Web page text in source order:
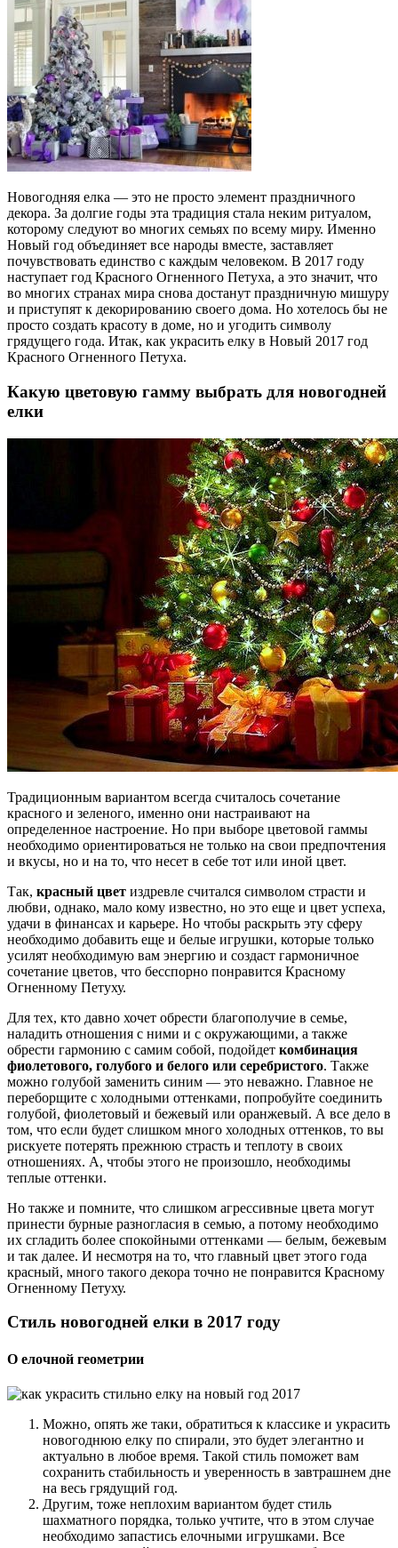
Новогодняя елка — это не просто элемент праздничного
декора. За долгие годы эта традиция стала неким ритуалом,
которому следуют во многих семьях по всему миру. Именно
Новый год объединяет все народы вместе, заставляет
почувствовать единство с каждым человеком. В 2017 году
наступает год Красного Огненного Петуха, а это значит, что
во многих странах мира снова достанут праздничную мишуру
и приступят к декорированию своего дома. Но хотелось бы не
просто создать красоту в доме, но и угодить символу
грядущего года. Итак, как украсить елку в Новый 2017 год
Красного Огненного Петуха.
Какую цветовую гамму выбрать для новогодней
елки
Традиционным вариантом всегда считалось сочетание
красного и зеленого, именно они настраивают на
определенное настроение. Но при выборе цветовой гаммы
необходимо ориентироваться не только на свои предпочтения
и вкусы, но и на то, что несет в себе тот или иной цвет.
Так, красный цвет издревле считался символом страсти и
любви, однако, мало кому известно, но это еще и цвет успеха,
удачи в финансах и карьере. Но чтобы раскрыть эту сферу
необходимо добавить еще и белые игрушки, которые только
усилят необходимую вам энергию и создаст гармоничное
сочетание цветов, что бесспорно понравится Красному
Огненному Петуху.
Для тех, кто давно хочет обрести благополучие в семье,
наладить отношения с ними и с окружающими, а также
обрести гармонию с самим собой, подойдет комбинация
фиолетового, голубого и белого или серебристого. Также
можно голубой заменить синим — это неважно. Главное не
переборщите с холодными оттенками, попробуйте соединить
голубой, фиолетовый и бежевый или оранжевый. А все дело в
том, что если будет слишком много холодных оттенков, то вы
рискуете потерять прежнюю страсть и теплоту в своих
отношениях. А, чтобы этого не произошло, необходимы
теплые оттенки.
Но также и помните, что слишком агрессивные цвета могут
принести бурные разногласия в семью, а потому необходимо
их сгладить более спокойными оттенками — белым, бежевым
и так далее. И несмотря на то, что главный цвет этого года
красный, много такого декора точно не понравится Красному
Огненному Петуху.
Стиль новогодней елки в 2017 году
О елочной геометрии
Можно, опять же таки, обратиться к классике и украсить
новогоднюю елку по спирали, это будет элегантно и
актуально в любое время. Такой стиль поможет вам
сохранить стабильность и уверенность в завтрашнем дне
на весь грядущий год.
Другим, тоже неплохим вариантом будет стиль
шахматного порядка, только учтите, что в этом случае
необходимо запастись елочными игрушками. Все